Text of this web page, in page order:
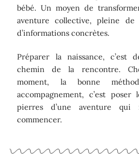
bébé. Un moyen de
aventure collective, pleine de
d’informations concrètes.
Préparer la naissance, c’est
chemin de la rencontre.
moment, la bonne
accompagnement, c’est poser
pierres d’une aventure
commencer.